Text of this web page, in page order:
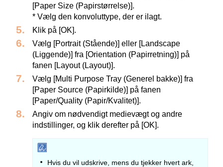
[Paper Size (Papirstørrelse)].
* Vælg den konvoluttype, der er ilagt.
Klik på [OK].
Vælg [Portrait (Stående)] eller [Landscape
(Liggende)] fra [Orientation (Papirretning)] på
fanen [Layout (Layout)].
Vælg [Multi Purpose Tray (Generel bakke)] fra
[Paper Source (Papirkilde)] på fanen
[Paper/Quality (Papir/Kvalitet)].
Angiv om nødvendigt medievægt og andre
indstillinger, og klik derefter på [OK].
Hvis du vil udskrive, mens du tjekker hvert ark,